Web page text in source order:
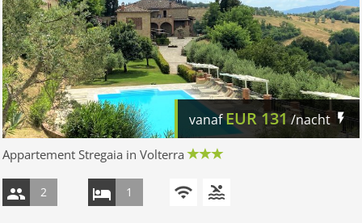
vanafEUR 131 /nacht
Appartement Stregaia in Volterra
2 1